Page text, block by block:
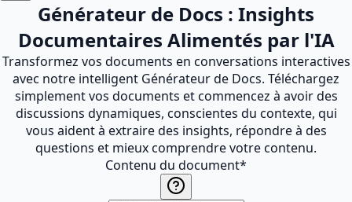
Générateur de Docs : Insights
Documentaires Alimentés par l'IA
Transformez vos documents en conversations interactives
avec notre intelligent Générateur de Docs. Téléchargez
simplement vos documents et commencez à avoir des
discussions dynamiques, conscientes du contexte, qui
vous aident à extraire des insights, répondre à des
questions et mieux comprendre votre contenu.
Contenu du document*